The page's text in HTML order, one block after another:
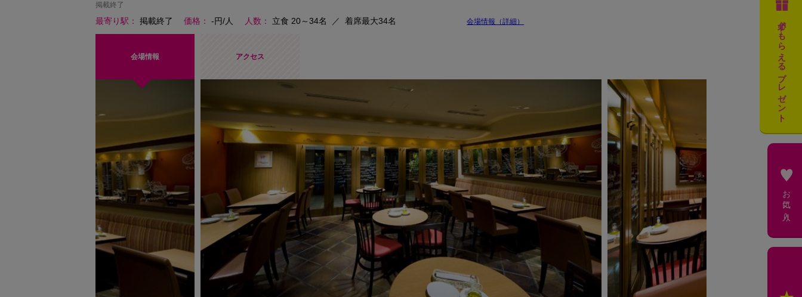
掲載終了
最寄り駅 掲載終了 価格 -円/人 人数 立食 20～34名 ／ 着席最大34名 会場情報（詳細）
会場情報 アクセス 必ずもらえるプレゼント
お気に入り